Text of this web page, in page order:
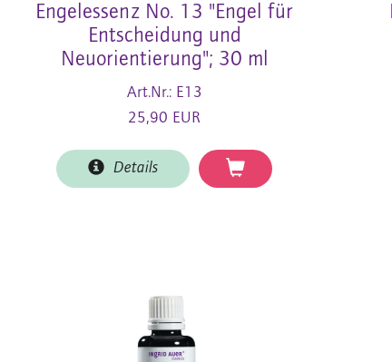
Engelessenz No. 13 "Engel für
Entscheidung und
Neuorientierung"; 30 ml
Art.Nr.: E13
25,90 EUR
Details